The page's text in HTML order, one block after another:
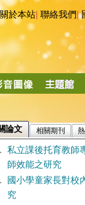
關於本站 聯絡我們|
論文 相關期刊
私立課後托育教師
師效能之研究
國小學童家長對校
究